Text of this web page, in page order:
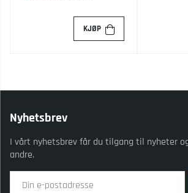
KJØP
Nyhetsbrev
I vårt nyhetsbrev får du tilgang til nyheter
andre.